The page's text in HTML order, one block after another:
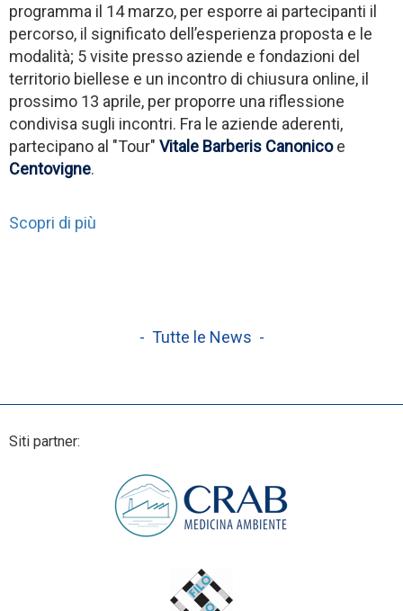
programma il 14 marzo, per esporre ai partecipanti il
percorso, il significato dell’esperienza proposta e le
modalità; 5 visite presso aziende e fondazioni del
territorio biellese e un incontro di chiusura online, il
prossimo 13 aprile, per proporre una riflessione
condivisa sugli incontri. Fra le aziende aderenti,
partecipano al "Tour" Vitale Barberis Canonicoe
Centovigne.
Scopri di più
- Tutte le News -
Siti partner: